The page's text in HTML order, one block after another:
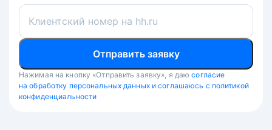
Клиентский номер на hh.ru
Отправить заявку
Нажимая на кнопку «Отправить заявку», я даю согласие
на обработку персональных данных и соглашаюсь с политикой
конфиденциальности